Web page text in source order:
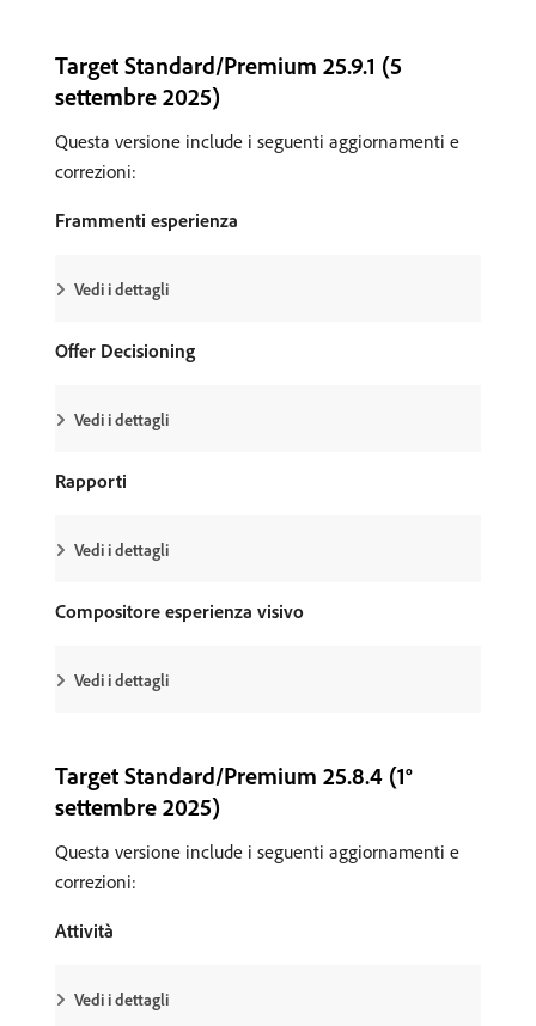
Target Standard/Premium 25.9.1 (5
settembre 2025)
Questa versione include i seguenti aggiornamenti e
correzioni:
Frammenti esperienza
Vedi i dettagli
Offer Decisioning
Vedi i dettagli
Rapporti
Vedi i dettagli
Compositore esperienza visivo
Vedi i dettagli
Target Standard/Premium 25.8.4 (1°
settembre 2025)
Questa versione include i seguenti aggiornamenti e
correzioni:
Attività
Vedi i dettagli